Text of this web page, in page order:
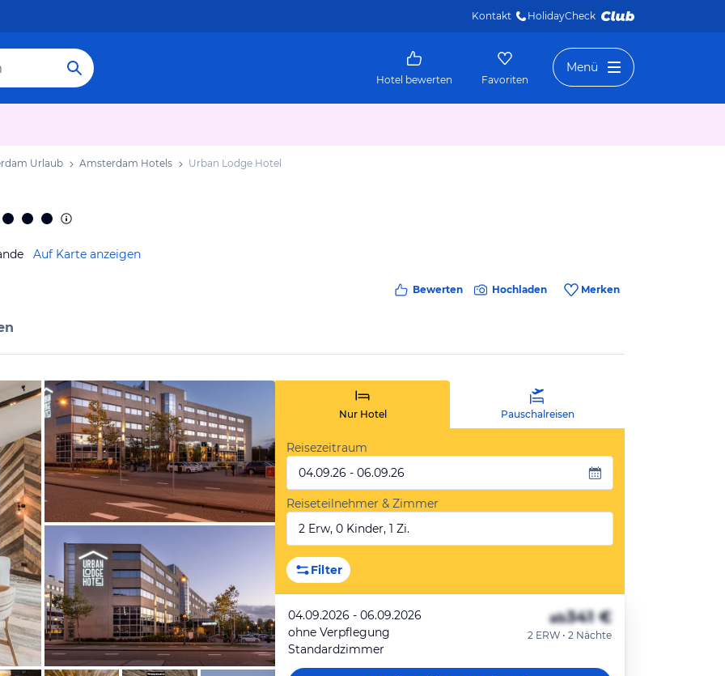
Kontakt HolidayCheck
Hotel bewerten Favoriten
Menü
Urlaub Amsterdam Hotels Urban Lodge Hotel
Auf Karte anzeigen
Bewerten Hochladen Merken
von Expedia
Nur Hotel Pauschalreisen
Reisezeitraum
04.09.26 - 06.09.26
Reiseteilnehmer & Zimmer
2 Erw, 0 Kinder, 1 Zi.
Filter
04.09.2026 - 06.09.2026
ohne Verpflegung
Standardzimmer
ab341 €
2 ERW • 2 Nächte